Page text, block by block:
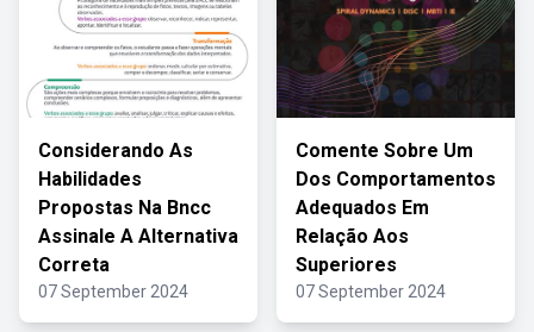
Considerando As
Habilidades
Propostas Na Bncc
Assinale A Alternativa
Correta
07 September 2024
Comente Sobre Um
Dos Comportamentos
Adequados Em
Relação Aos
Superiores
07 September 2024